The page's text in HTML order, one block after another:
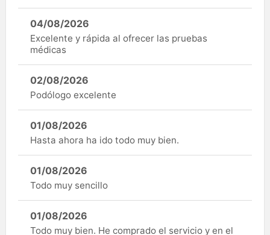
04/08/2026
Excelente y rápida al ofrecer las pruebas
médicas
02/08/2026
Podólogo excelente
01/08/2026
Hasta ahora ha ido todo muy bien.
01/08/2026
Todo muy sencillo
01/08/2026
Todo muy bien. He comprado el servicio y en el